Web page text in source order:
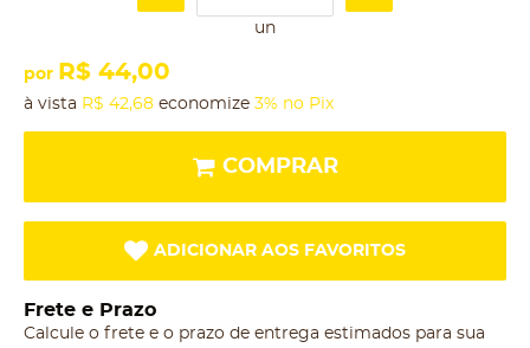
un
por R$ 44,00
à vista R$ 42,68 economize 3% no Pix
COMPRAR
ADICIONAR AOS FAVORITOS
Frete e Prazo
Calcule o frete e o prazo de entrega estimados para sua